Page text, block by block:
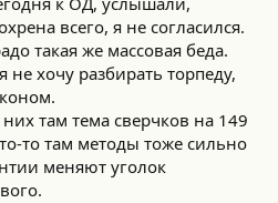
всего, я не согласился.
такая же массовая беда.
хочу разбирать торпеду,
там тема сверчков на 149
то там методы тоже сильно
меняют уголок